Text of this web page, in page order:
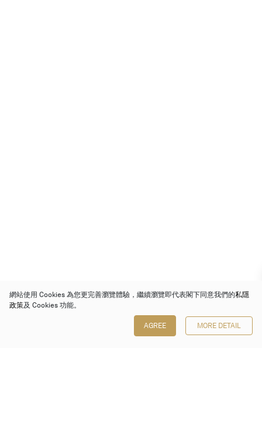
網站使用 Cookies 為您更完善瀏覽體驗，繼續瀏覽即代表閣下同意我們的私隱
政策及 Cookies 功能。
AGREE MORE DETAIL